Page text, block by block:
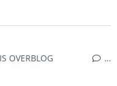
OVERBLOG …